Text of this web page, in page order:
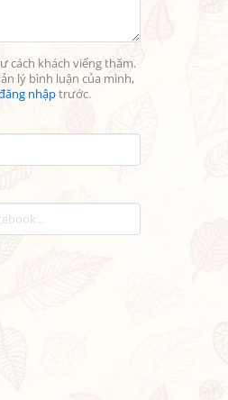
cách khách viếng thăm.
lý bình luận của mình,
nhậptrước.